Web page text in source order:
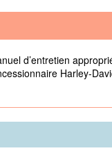
d’entretien
Harley-